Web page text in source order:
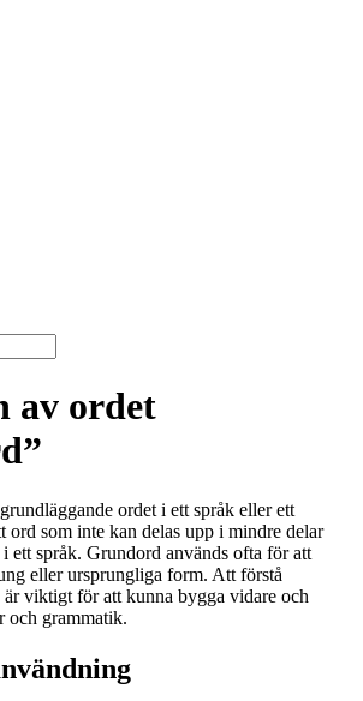
av ordet
ordet i ett språk eller ett
ord som inte kan delas upp i mindre delar
ett språk. Grundord används ofta för att
eller ursprungliga form. Att förstå
är viktigt för att kunna bygga vidare och
och grammatik.